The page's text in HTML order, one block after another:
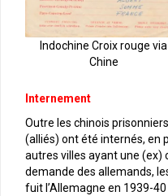
Indochine Croix rouge via
Chine
Internement
Outre les chinois
(alliés) ont été internés, en
autres villes ayant une (ex)
demande des allemands,
fuit l’Allemagne en 1939-40